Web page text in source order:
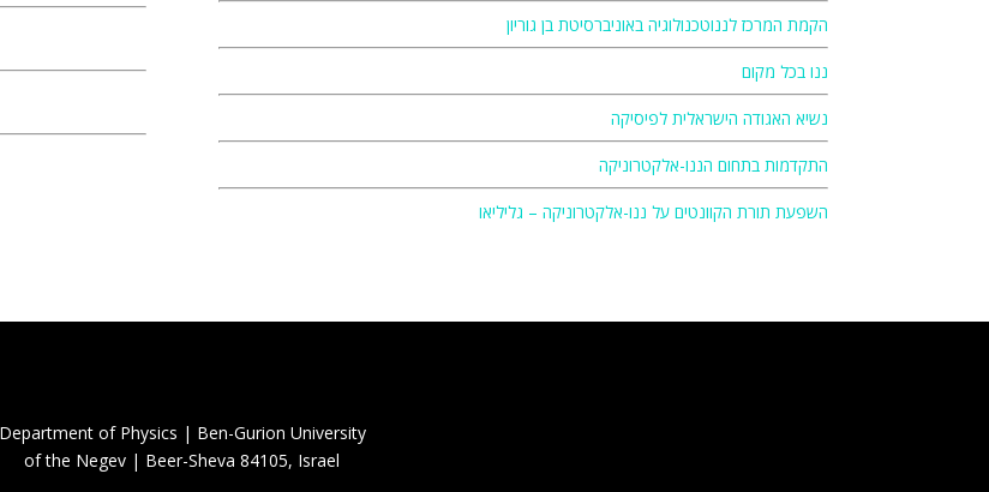
הקמת המרכז לננוטכנולוגיה באוניברסיטת בן גוריון
ננו בכל מקום
נשיא האגודה הישראלית לפיסיקה
התקדמות בתחום הננו-אלקטרוניקה
השפעת תורת הקוונטים על ננו-אלקטרוניקה – גליליאו
Department of Physics | Ben-Gurion University
of the Negev | Beer-Sheva 84105, Israel